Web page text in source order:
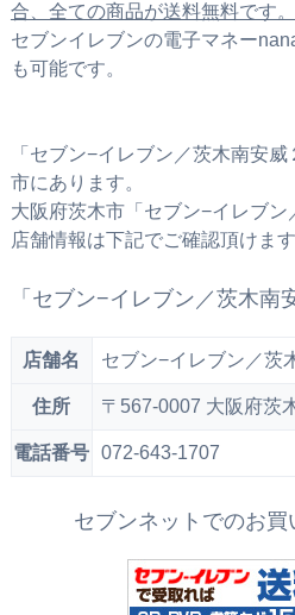
合、全ての商品が送料無料です。
セブンイレブンの電子マネー
も可能です。
「セブン−イレブン／茨木南安
市にあります。
大阪府茨木市「セブン−イレブ
店舗情報は下記でご確認頂けます
「セブン−イレブン／茨木南
店舗名 セブン−イレブン／茨
住所 〒567-0007 大阪府茨
電話番号 072-643-1707
セブンネットでのお買